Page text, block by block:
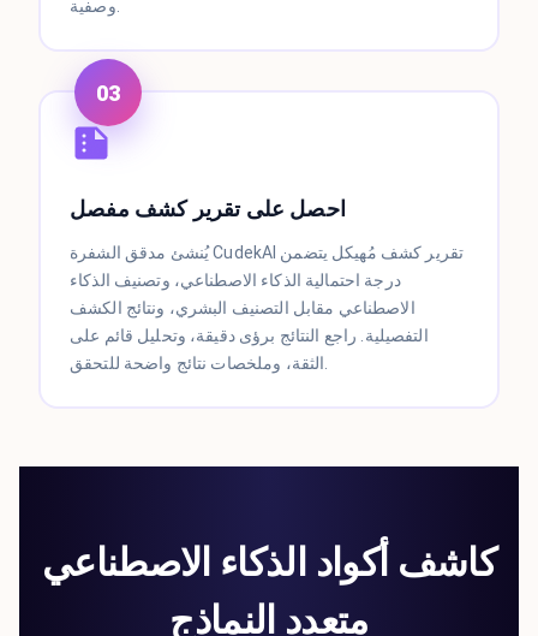
03
احصل على تقرير كشف مفصل
يُنشئ مدقق الشفرة CudekAI تقرير كشف مُهيكل يتضمن
درجة احتمالية الذكاء الاصطناعي، وتصنيف الذكاء
الاصطناعي مقابل التصنيف البشري، ونتائج الكشف
التفصيلية. راجع النتائج برؤى دقيقة، وتحليل قائم على
كاشف أكواد الذكاء الاصطناعي
متعدد النماذج